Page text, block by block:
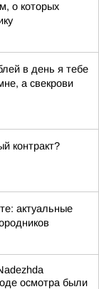
о которых
в день я тебе
а свекрови
контракт?
актуальные
осмотра были